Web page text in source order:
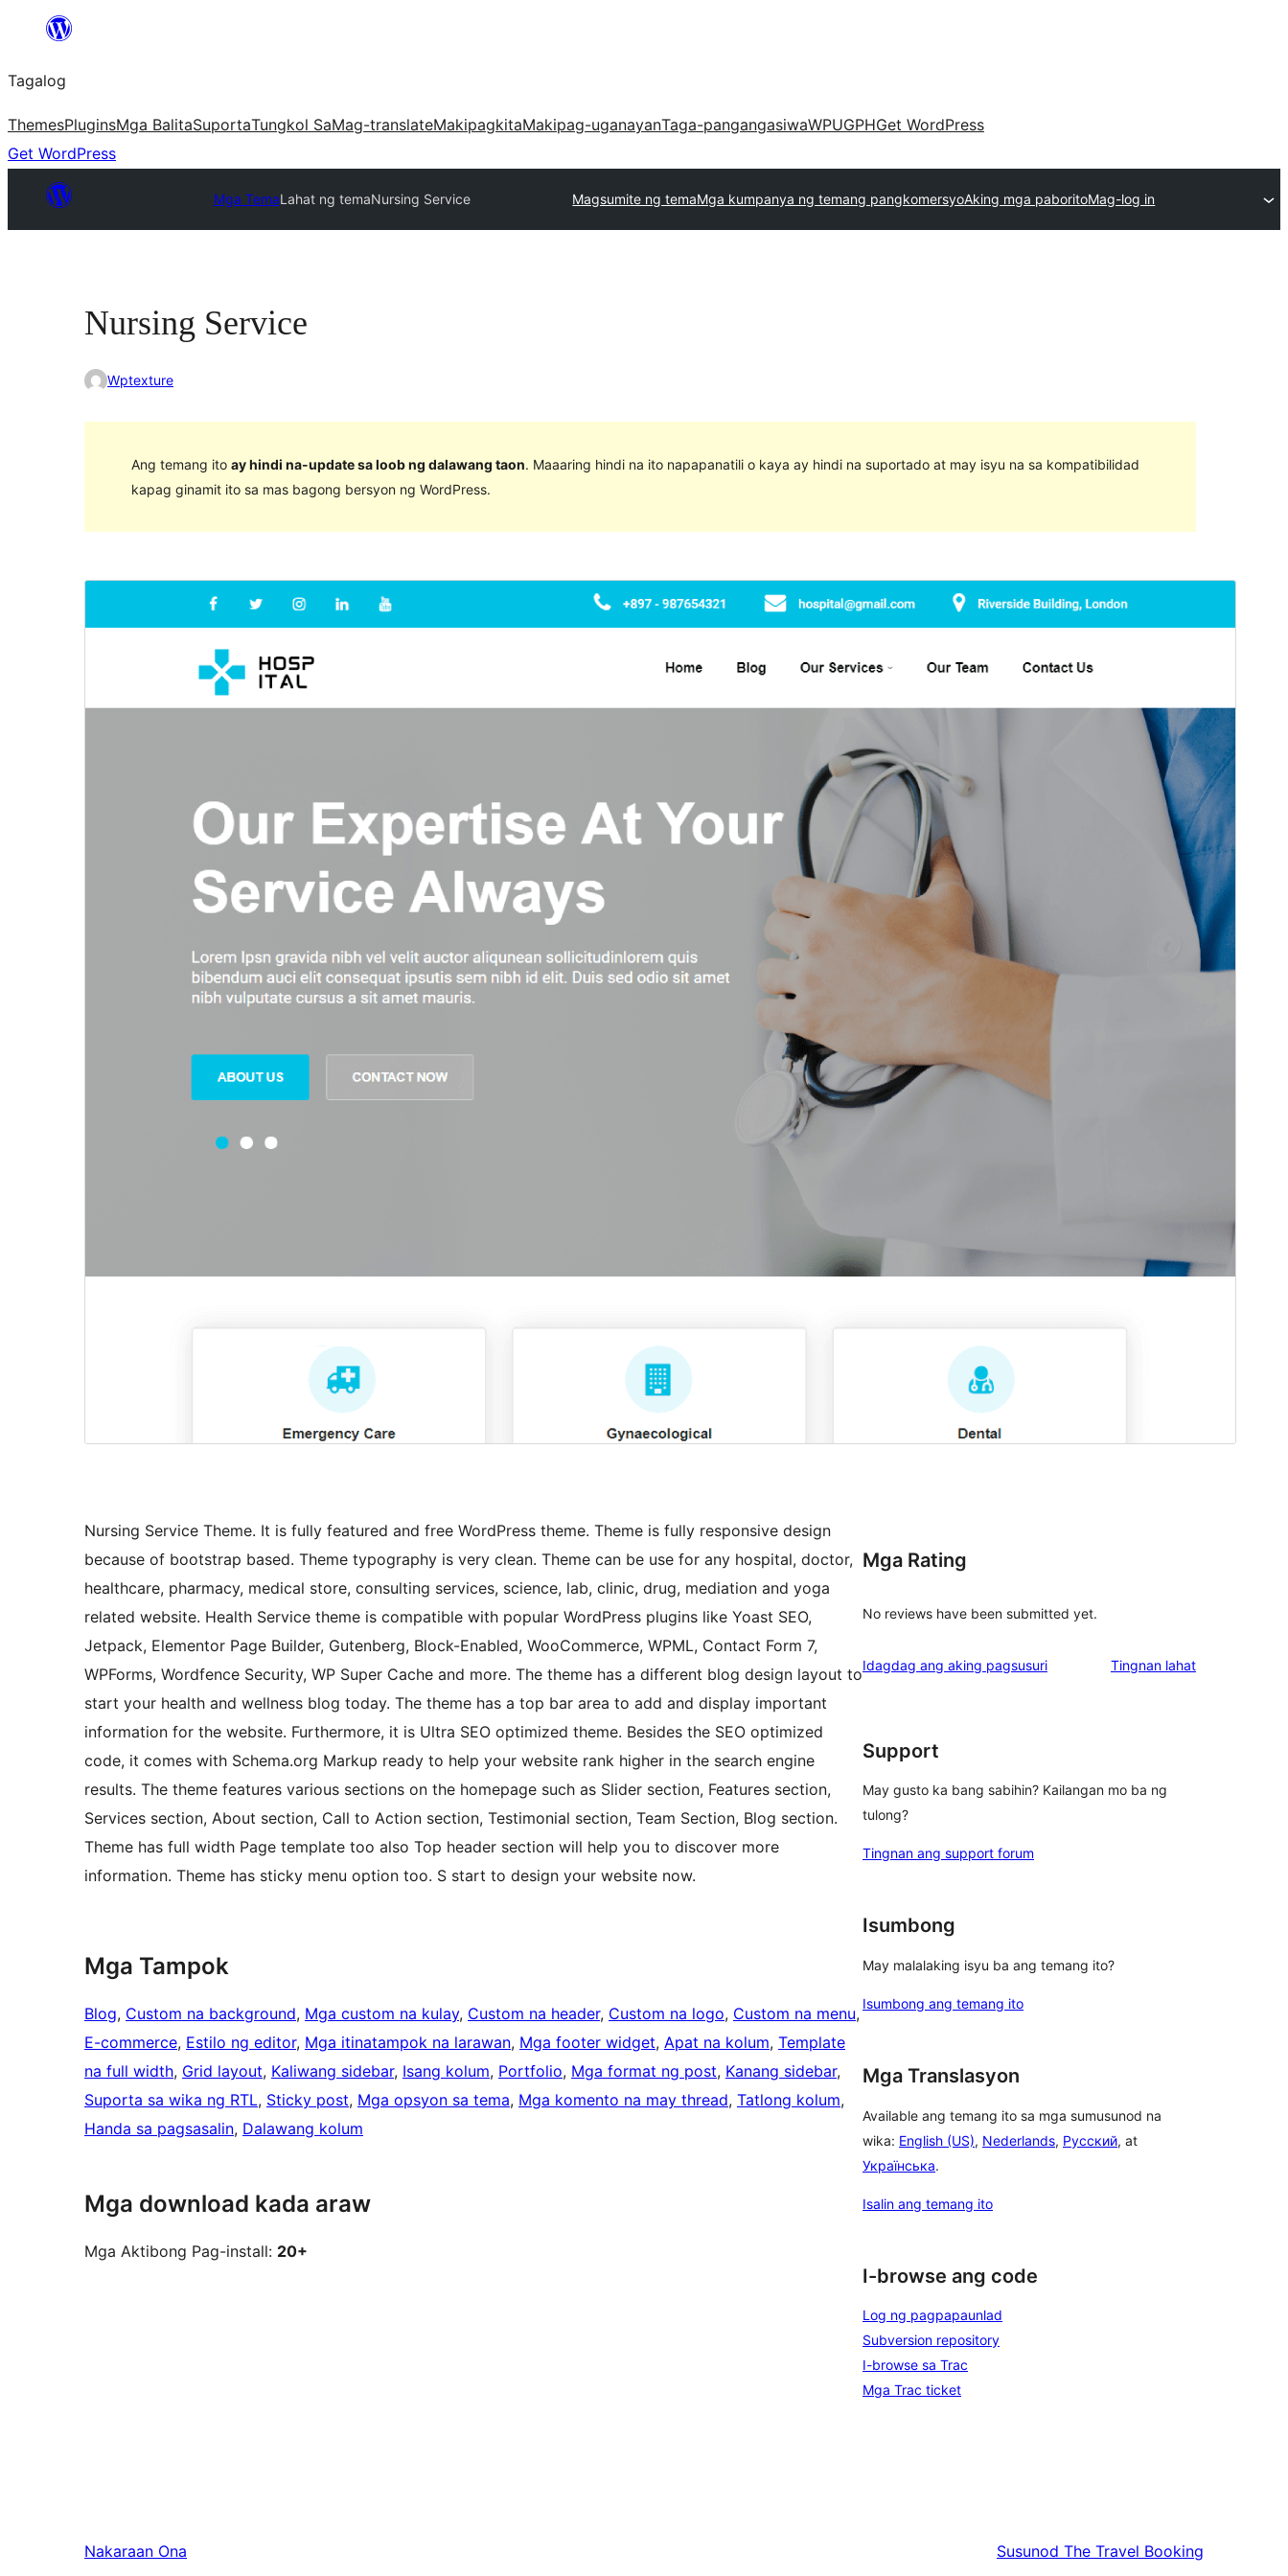
Lumaktaw
sa
content
Tagalog
ThemesPluginsMga BalitaSuportaTungkol SaMag-translateMakipagkitaMakipag-uganayanTaga-pangangasiwaWPUGPHGet WordPress
Get WordPress
Mga TemaLahat ng temaNursing Service Magsumite ng temaMga kumpanya ng temang pangkomersyoAking mga paboritoMag-log in
Nursing Service
Wptexture
Ang temang ito ay hindi na-update sa loob ng dalawang taon. Maaaring hindi na ito napapanatili o kaya ay hindi na suportado at may isyu na sa kompatibilidad
kapag ginamit ito sa mas bagong bersyon ng WordPress.
I-preview I-download
1.4
Oktubre 3, 2022
Mga aktibong pag-install
20+
Bersyon ng WordPress
Bersyon ng PHP
5.6
Homepage ng tema
Nursing Service Theme. It is fully featured and free WordPress theme. Theme is fully responsive design
because of bootstrap based. Theme typography is very clean. Theme can be use for any hospital, doctor,
healthcare, pharmacy, medical store, consulting services, science, lab, clinic, drug, mediation and yoga
related website. Health Service theme is compatible with popular WordPress plugins like Yoast SEO,
Jetpack, Elementor Page Builder, Gutenberg, Block-Enabled, WooCommerce, WPML, Contact Form 7,
WPForms, Wordfence Security, WP Super Cache and more. The theme has a different blog design layout to
start your health and wellness blog today. The theme has a top bar area to add and display important
information for the website. Furthermore, it is Ultra SEO optimized theme. Besides the SEO optimized
code, it comes with Schema.org Markup ready to help your website rank higher in the search engine
results. The theme features various sections on the homepage such as Slider section, Features section,
Services section, About section, Call to Action section, Testimonial section, Team Section, Blog section.
Theme has full width Page template too also Top header section will help you to discover more
information. Theme has sticky menu option too. S start to design your website now.
Mga Tampok
Blog, Custom na background, Mga custom na kulay, Custom na header, Custom na logo, Custom na menu ,
E-commerce, Estilo ng editor, Mga itinatampok na larawan, Mga footer widget, Apat na kolum, Template
na full width, Grid layout, Kaliwang sidebar, Isang kolum, Portfolio, Mga format ng post, Kanang sidebar
Suporta sa wika ng RTL, Sticky post, Mga opsyon sa tema, Mga komento na may thread, Tatlong kolum
Handa sa pagsasalin, Dalawang kolum
Mga download kada araw
Mga Aktibong Pag-install: 20+
Mga Rating
No reviews have been submitted yet.
Idagdag ang aking pagsusuri Tingnan lahatng
Support
May gusto ka bang sabihin? Kailangan mo ba ng
tulong?
Tingnan ang support forum
Isumbong
May malalaking isyu ba ang temang ito?
Isumbong ang temang ito
Mga Translasyon
Available ang temang ito sa mga sumusunod na
wika: English (US), Nederlands, Русский, at
Українська.
Isalin ang temang ito
I-browse ang code
Log ng pagpapaunlad
Subversion repository
I-browse sa Trac
Mga Trac ticket
Nakaraan Ona Susunod The Travel Booking